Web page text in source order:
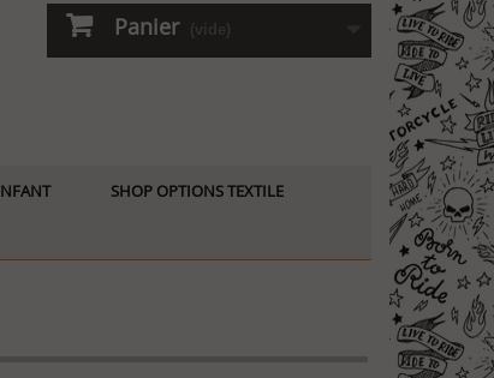
Panier (vide)
SHOP OPTIONS TEXTILE